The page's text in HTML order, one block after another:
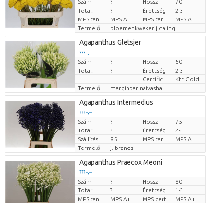
Darabb ár
Szám ? Hossz
70
Total:
? Érettség
2-3
MPS A
MPS A
Termelő
bloemenkwekerij daling
Agapanthus Gletsjer
??? -,--
Darabb ár
Szám ? Hossz
60
Total:
? Érettség
2-3
Kfc Gold
Termelő
marginpar naivasha
Agapanthus Intermedius
??? -,--
Darabb ár
Szám ? Hossz
75
Total:
? Érettség
2-3
Szállítási magasság
85
MPS A
Termelő
j. brands
Agapanthus Praecox Meoni
??? -,--
Darabb ár
Szám ? Hossz
80
Total:
? Érettség
1-3
MPS A+ MPS cert.
MPS A+